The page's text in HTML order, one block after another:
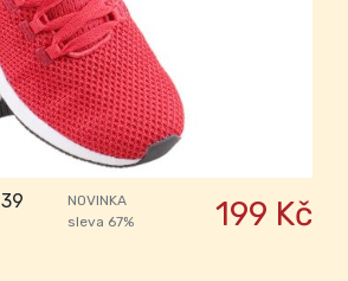
NOVINKA
sleva 67%
199 Kč